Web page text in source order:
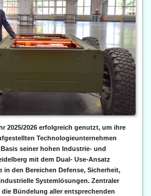
2025/2026 erfolgreich genutzt, um ihre
Technologieunternehmen
seiner hohen Industrie- und
mit dem Dual- Use-Ansatz
den Bereichen Defense, Sicherheit,
Systemlösungen. Zentraler
Bündelung aller entsprechenden